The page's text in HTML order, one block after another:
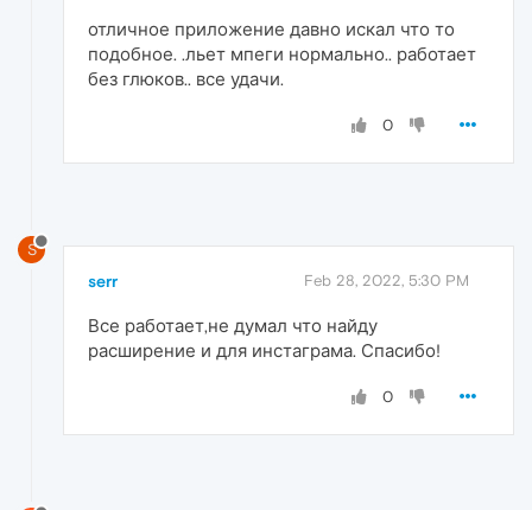
отличное приложение давно искал что то
подобное. .льет мпеги нормально.. работает
без глюков.. все удачи.
0
S
serr Feb 28, 2022, 5:30 PM
Все работает,не думал что найду
расширение и для инстаграма. Спасибо!
0